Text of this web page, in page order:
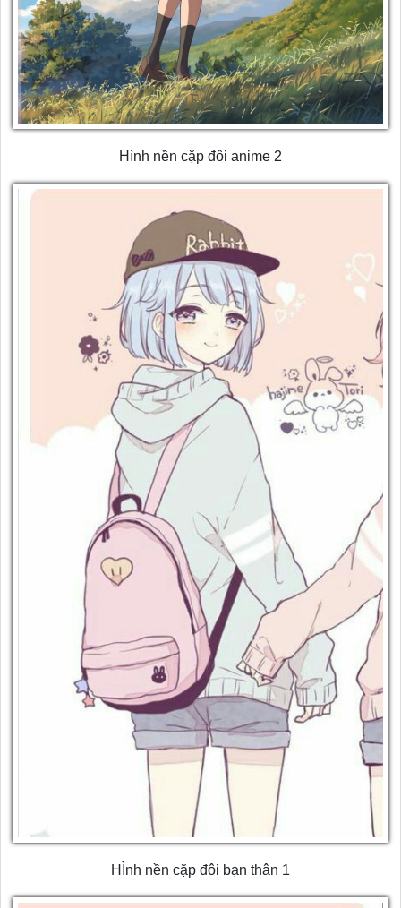
Hình nền cặp đôi anime 2
HÌnh nền cặp đôi bạn thân 1